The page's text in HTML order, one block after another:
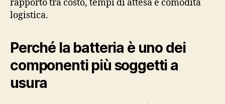
rapporto tra costo, tempi di attesa e comodità
logistica.
Perché la batteria è uno dei
componenti più soggetti a
usura